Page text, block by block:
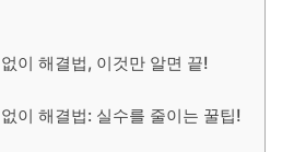
이 해결법, 이것만 알면 끝!
이 해결법: 실수를 줄이는 꿀팁!